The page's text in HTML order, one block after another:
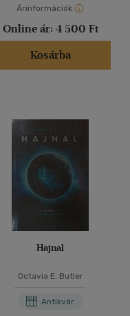
Árinformációk
Online ár: 4 500 Ft
Kosárba
Hajnal
Octavia E. Butler
Antikvár